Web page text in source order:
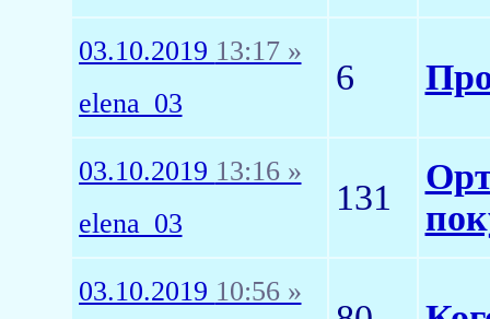
03.10.2019 13:17 »
elena_03
6
03.10.2019 13:16 »
elena_03
131
03.10.2019 10:56 »